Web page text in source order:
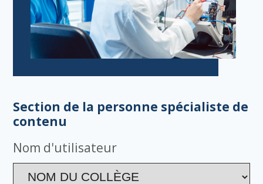
Section de la personne spécialiste de
contenu
Nom d'utilisateur